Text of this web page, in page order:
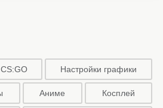
CS:GO Настройки графики
Аниме Косплей